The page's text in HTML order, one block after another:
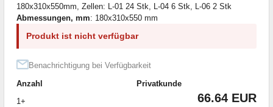
180x310x550mm, Zellen: L-01 24 Stk, L-04 6 Stk, L-06 2 Stk
Abmessungen, mm: 180x310x550 mm
Produkt ist nicht verfügbar
Benachrichtigung bei Verfügbarkeit
Anzahl
Privatkunde
1+
66.64 EUR